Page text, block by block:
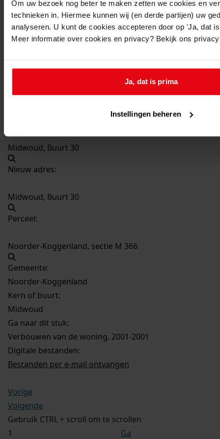
Om uw bezoek nog beter te maken zetten we cookies en
technieken in. Hiermee kunnen wij (en derde partijen) uw
analyseren. U kunt de cookies accepteren door op 'Ja, dat
Meer informatie over cookies en privacy? Bekijk ons
Ja, dat is prima
Instellingen beheren
849Verbouwen van de woning, 2001-2001
Datering:
Datum vergunning:
Midwoud, Buurt 30
Nieuw adres:
Midwoud, Buurt 30
Perceel:
Noorder-Koggenland, sectie M 366
Gemeente:
Noorder-Koggenland
Kern of buurt:
Midwoud
Ga naar dit stuk:
Verbouwen van de woning, 2001-2001
Digitale bestanden:
Bestanden per e-mail ontvangen
Vorige
Volgende
Gebruik CTRL + scroll om te scrollen
Ga